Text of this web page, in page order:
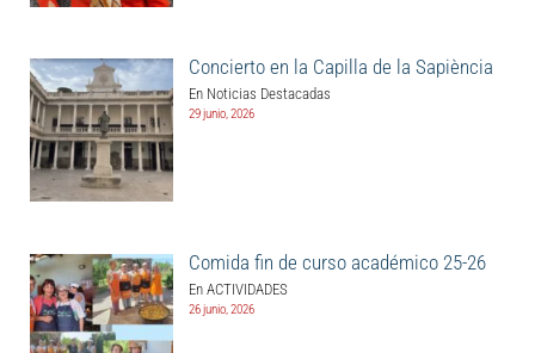
Concierto en la Capilla de la Sapiència
En Noticias Destacadas
29 junio, 2026
Comida fin de curso académico 25-26
En ACTIVIDADES
26 junio, 2026